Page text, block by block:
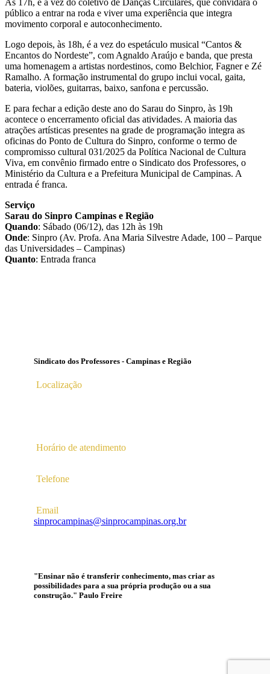
público a entrar na roda e viver uma experiência que integra
movimento corporal e autoconhecimento.
Logo depois, às 18h, é a vez do espetáculo musical “Cantos &
Encantos do Nordeste”, com Agnaldo Araújo e banda, que presta
uma homenagem a artistas nordestinos, como Belchior, Fagner e Zé
Ramalho. A formação instrumental do grupo inclui vocal, gaita,
bateria, violões, guitarras, baixo, sanfona e percussão.
E para fechar a edição deste ano do Sarau do Sinpro, às 19h
acontece o encerramento oficial das atividades. A maioria das
atrações artísticas presentes na grade de programação integra as
oficinas do Ponto de Cultura do Sinpro, conforme o termo de
compromisso cultural 031/2025 da Política Nacional de Cultura
Viva, em convênio firmado entre o Sindicato dos Professores, o
Ministério da Cultura e a Prefeitura Municipal de Campinas. A
entrada é franca.
Serviço
Sarau do Sinpro Campinas e Região
Quando: Sábado (06/12), das 12h às 19h
Onde: Sinpro (Av. Profa. Ana Maria Silvestre Adade, 100 – Parque
das Universidades – Campinas)
Quanto: Entrada franca
Sindicato dos Professores - Campinas e Região
Localização
Horário de atendimento
Telefone
Email
sinprocampinas@sinprocampinas.org.br
"Ensinar não é transferir conhecimento, mas criar as
possibilidades para a sua própria produção ou a sua
construção." Paulo Freire